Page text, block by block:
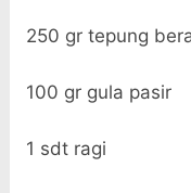
250 gr tepung
100 gr gula pasir
1 sdt ragi